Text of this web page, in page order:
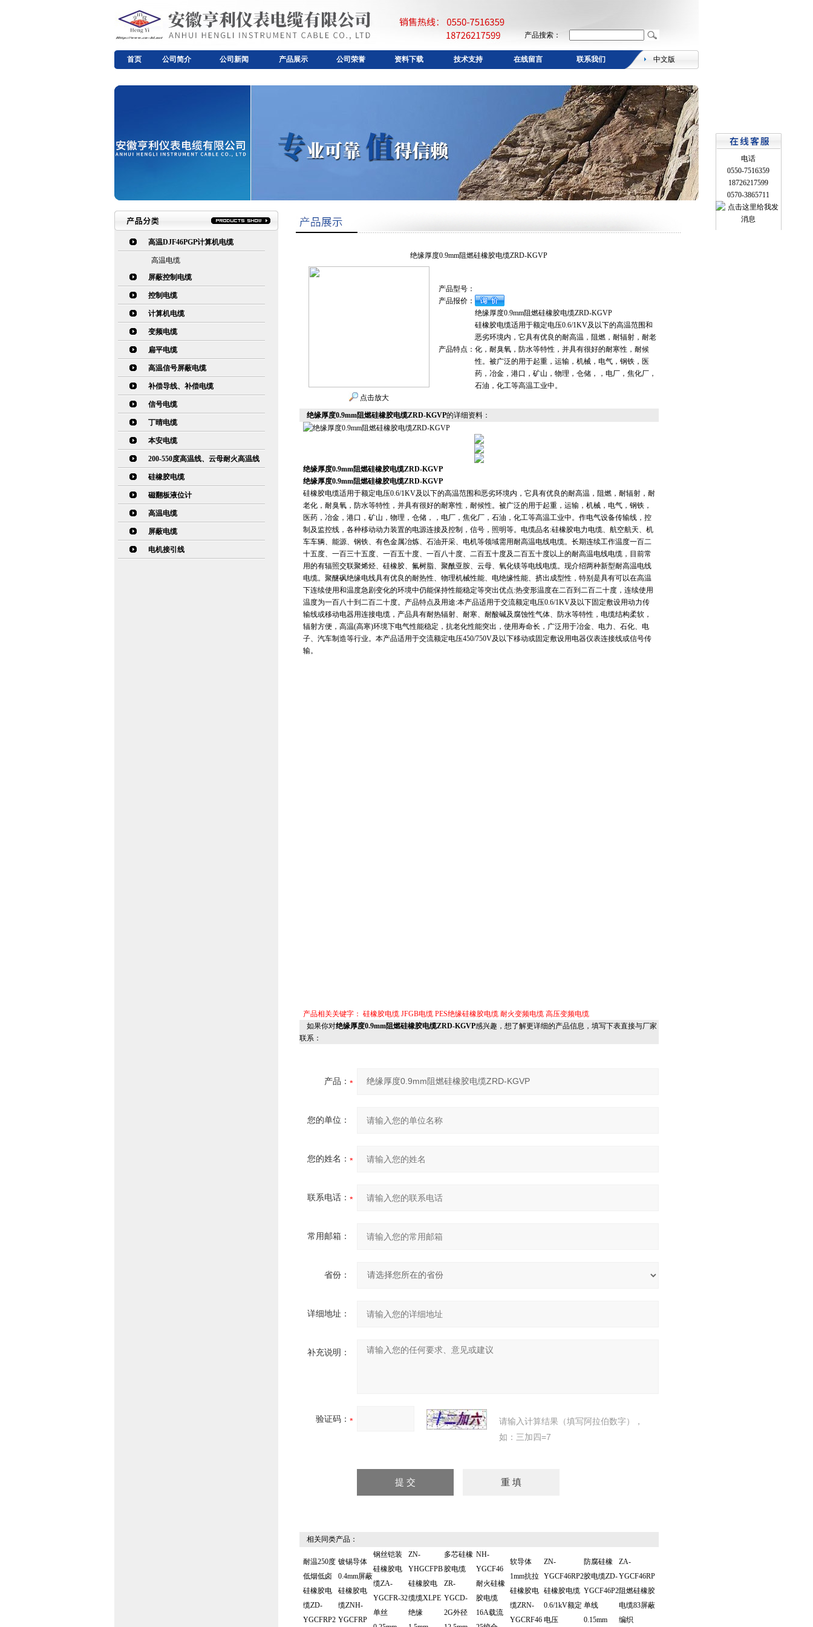
产品搜索：
首页 公司简介 公司新闻 产品展示 公司荣誉 资料下载 技术支持 在线留言 联系我们 中文版
高温DJF46PGP计算机电缆
高温电缆
屏蔽控制电缆
控制电缆
计算机电缆
变频电缆
扁平电缆
高温信号屏蔽电缆
补偿导线、补偿电缆
信号电缆
丁晴电缆
本安电缆
200-550度高温线、云母耐火高温线
硅橡胶电缆
磁翻板液位计
高温电缆
屏蔽电缆
电机接引线
绝缘厚度0.9mm阻燃硅橡胶电缆ZRD-KGVP
点击放大
产品型号：
产品报价：
产品特点：
绝缘厚度0.9mm阻燃硅橡胶电缆ZRD-KGVP
硅橡胶电缆适用于额定电压0.6/1KV及以下的高温范围和
恶劣环境内，它具有优良的耐高温，阻燃，耐辐射，耐老
化，耐臭氧，防水等特性，并具有很好的耐寒性，耐候
性。被广泛的用于起重，运输，机械，电气，钢铁，医
药，冶金，港口，矿山，物理，仓储，，电厂，焦化厂，
石油，化工等高温工业中。
绝缘厚度0.9mm阻燃硅橡胶电缆ZRD-KGVP的详细资料：
绝缘厚度0.9mm阻燃硅橡胶电缆ZRD-KGVP
绝缘厚度0.9mm阻燃硅橡胶电缆ZRD-KGVP
硅橡胶电缆适用于额定电压0.6/1KV及以下的高温范围和恶劣环境内，它具有优良的耐高温，阻燃，耐辐射，耐
老化，耐臭氧，防水等特性，并具有很好的耐寒性，耐候性。被广泛的用于起重，运输，机械，电气，钢铁，
医药，冶金，港口，矿山，物理，仓储，，电厂，焦化厂，石油，化工等高温工业中。作电气设备传输线，控
制及监控线，各种移动动力装置的电源连接及控制，信号，照明等。电缆品名:硅橡胶电力电缆、航空航天、机
车车辆、能源、钢铁、有色金属冶炼、石油开采、电机等领域需用耐高温电线电缆。长期连续工作温度一百二
十五度、一百三十五度、一百五十度、一百八十度、二百五十度及二百五十度以上的耐高温电线电缆，目前常
用的有辐照交联聚烯烃、硅橡胶、氟树脂、聚酰亚胺、云母、氧化镁等电线电缆。现介绍两种新型耐高温电线
电缆。聚醚砜绝缘电线具有优良的耐热性、物理机械性能、电绝缘性能、挤出成型性，特别是具有可以在高温
下连续使用和温度急剧变化的环境中仍能保持性能稳定等突出优点:热变形温度在二百到二百二十度，连续使用
温度为一百八十到二百二十度。产品特点及用途:本产品适用于交流额定电压0.6/1KV及以下固定敷设用动力传
输线或移动电器用连接电缆，产品具有耐热辐射、耐寒、耐酸碱及腐蚀性气体、防水等特性，电缆结构柔软，
辐射方便，高温(高寒)环境下电气性能稳定，抗老化性能突出，使用寿命长，广泛用于冶金、电力、石化、电
子、汽车制造等行业。本产品适用于交流额定电压450/750V及以下移动或固定敷设用电器仪表连接线或信号传
输。
产品相关关键字： 硅橡胶电缆 JFGB电缆 PES绝缘硅橡胶电缆 耐火变频电缆 高压变频电缆
如果你对绝缘厚度0.9mm阻燃硅橡胶电缆ZRD-KGVP感兴趣，想了解更详细的产品信息，填写下表直接与厂家
联系：
产品：
您的单位：
您的姓名：
联系电话：
常用邮箱：
省份：
详细地址：
补充说明：
验证码：
请输入计算结果（填写阿拉伯数字），
如：三加四=7
相关同类产品：
耐温250度
低烟低卤
硅橡胶电
缆ZD-
YGCFRP2
镀锡导体
0.4mm屏蔽
硅橡胶电
缆ZNH-
YGCFRP
钢丝铠装
硅橡胶电
缆ZA-
YGCFR-32
单丝
ZN-
YHGCFPB
硅橡胶电
缆缆XLPE
绝缘
多芯硅橡
胶电缆
ZR-
YGCD-
2G外径
NH-
YGCF46
耐火硅橡
胶电缆
16A载流
软导体
1mm抗拉
硅橡胶电
缆ZRN-
YGCRF46
ZN-
YGCF46RP2
硅橡胶电缆
0.6/1kV额定
电压
防腐硅橡
胶电缆ZD-
YGCF46P2
单线
0.15mm
ZA-
YGCF46RP
阻燃硅橡胶
电缆83屏蔽
编织
电话
0550-7516359
18726217599
0570-3865711